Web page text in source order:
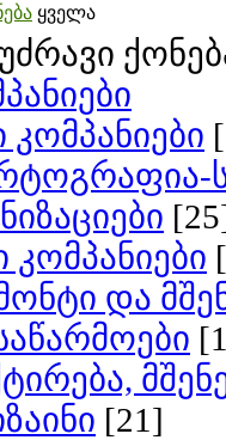
ყველა
და
[21]